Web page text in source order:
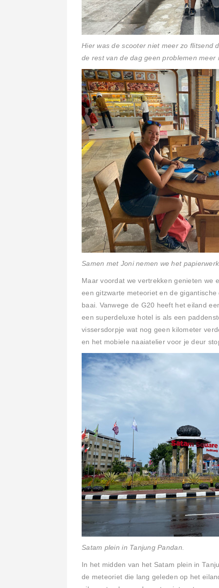
Hier was de scooter niet meer zo flitsend
de rest van de dag geen problemen meer
Samen met Joni nemen we het
Maar voordat we vertrekken genieten we
een gitzwarte meteoriet en de
baai. Vanwege de G20 heeft het eiland
een superdeluxe hotel is als een
vissersdorpje wat nog geen kilometer
en het mobiele naaiatelier voor je deur
Satam plein in Tanjung Pandan.
In het midden van het Satam plein in
de meteoriet die lang geleden op het